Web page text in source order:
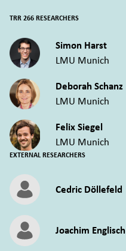
TRR 266 RESEARCHERS
Simon Harst
LMU Munich
Deborah Schanz
LMU Munich
Felix Siegel
LMU Munich
EXTERNAL RESEARCHERS
Cedric Döllefeld
Joachim Englisch